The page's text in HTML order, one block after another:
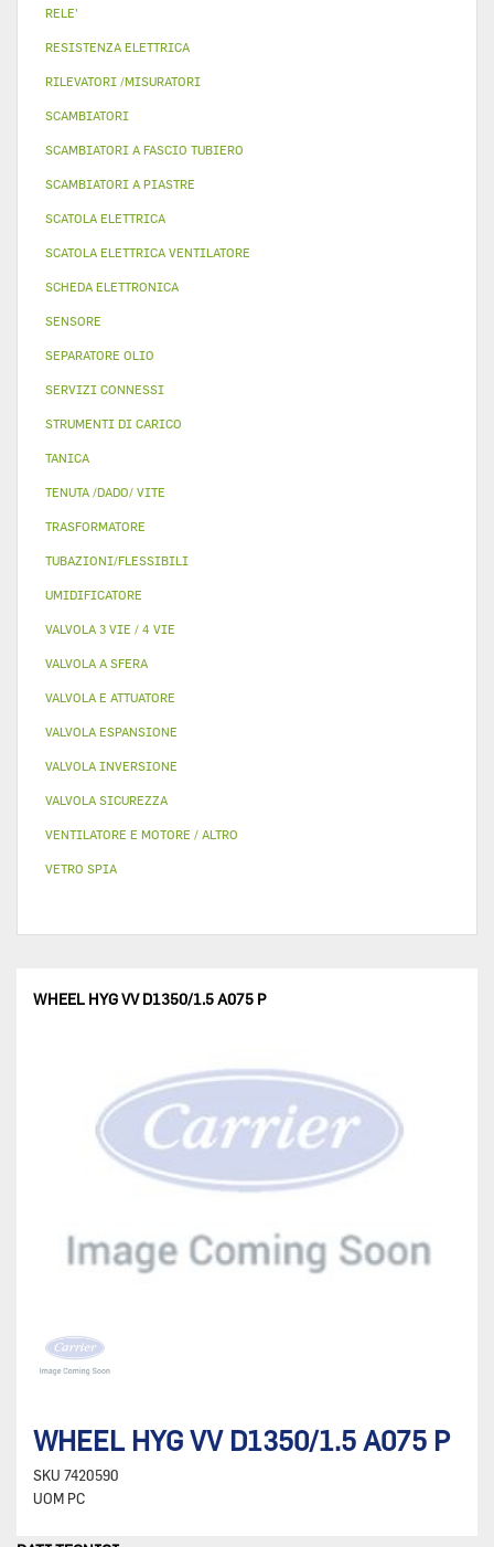
RELE'
RESISTENZA ELETTRICA
RILEVATORI /MISURATORI
SCAMBIATORI
SCAMBIATORI A FASCIO TUBIERO
SCAMBIATORI A PIASTRE
SCATOLA ELETTRICA
SCATOLA ELETTRICA VENTILATORE
SCHEDA ELETTRONICA
SENSORE
SEPARATORE OLIO
SERVIZI CONNESSI
STRUMENTI DI CARICO
TANICA
TENUTA /DADO/ VITE
TRASFORMATORE
TUBAZIONI/FLESSIBILI
UMIDIFICATORE
VALVOLA 3 VIE / 4 VIE
VALVOLA A SFERA
VALVOLA E ATTUATORE
VALVOLA ESPANSIONE
VALVOLA INVERSIONE
VALVOLA SICUREZZA
VENTILATORE E MOTORE / ALTRO
VETRO SPIA
WHEEL HYG VV D1350/1.5 A075 P
WHEEL HYG VV D1350/1.5 A075 P
SKU 7420590
UOM PC